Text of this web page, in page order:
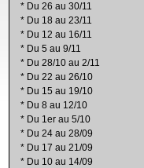
* Du 26 au 30/11
* Du 18 au 23/11
* Du 12 au 16/11
* Du 5 au 9/11
* Du 28/10 au 2/11
* Du 22 au 26/10
* Du 15 au 19/10
* Du 8 au 12/10
* Du 1er au 5/10
* Du 24 au 28/09
* Du 17 au 21/09
* Du 10 au 14/09